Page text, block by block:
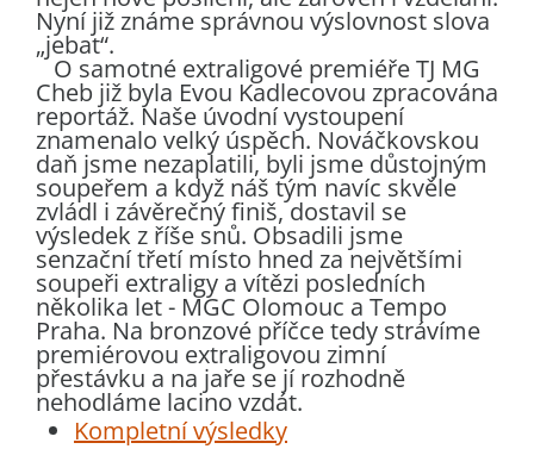
Nyní již známe správnou výslovnost slova
„jebat“.
O samotné extraligové premiéře TJ MG
Cheb již byla Evou Kadlecovou zpracována
reportáž. Naše úvodní vystoupení
znamenalo velký úspěch. Nováčkovskou
daň jsme nezaplatili, byli jsme důstojným
soupeřem a když náš tým navíc skvěle
zvládl i závěrečný finiš, dostavil se
výsledek z říše snů. Obsadili jsme
senzační třetí místo hned za největšími
soupeři extraligy a vítězi posledních
několika let - MGC Olomouc a Tempo
Praha. Na bronzové příčce tedy strávíme
premiérovou extraligovou zimní
přestávku a na jaře se jí rozhodně
nehodláme lacino vzdát.
Kompletní výsledky